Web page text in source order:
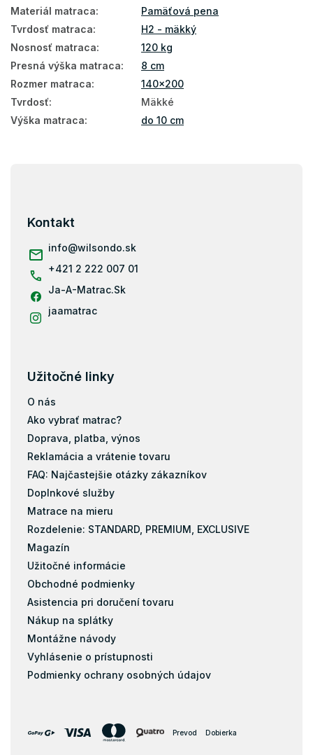
Tenké matrace 140x200
140x200
Vrchné matrace 8 cm
Vrchný matrac 140x200
Materiál matraca:
Pamäťová pena
Tvrdosť matraca:
H2 - mäkký
Nosnosť matraca:
120 kg
Presná výška matraca:
8 cm
Rozmer matraca:
140x200
Tvrdosť:
Mäkké
Výška matraca: do 10 cm
Kontakt
info@wilsondo.sk
+421 2 222 007 01
Ja-A-Matrac.Sk
jaamatrac
Užitočné linky
O nás
Ako vybrať matrac?
Doprava, platba, výnos
Reklamácia a vrátenie tovaru
FAQ: Najčastejšie otázky zákazníkov
Doplnkové služby
Matrace na mieru
Rozdelenie: STANDARD, PREMIUM, EXCLUSIVE
Magazín
Užitočné informácie
Obchodné podmienky
Asistencia pri doručení tovaru
Nákup na splátky
Montážne návody
Vyhlásenie o prístupnosti
Podmienky ochrany osobných údajov
Prevod Dobierka